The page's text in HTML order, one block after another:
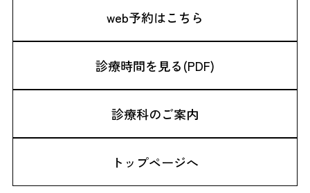
web予約はこちら
診療時間を見る(PDF)
診療科のご案内
トップページへ